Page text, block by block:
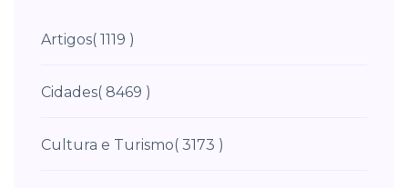
Artigos( 1119 )
Cidades( 8469 )
Cultura e Turismo( 3173 )